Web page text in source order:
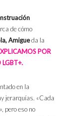
de cómo
Amigueda la
POR
LGBT+.
en la
jerarquías. «Cada
pero eso no